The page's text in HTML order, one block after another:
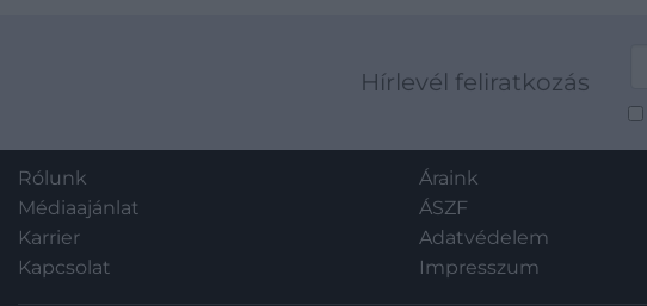
Hírlevél feliratkozás
Rólunk
Médiaajánlat
Karrier
Kapcsolat
Áraink
ÁSZF
Adatvédelem
Impresszum